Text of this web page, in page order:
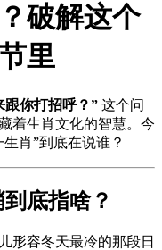
破解这个
里
跟你打招呼？” 这个问
着生肖文化的智慧。今
肖”到底在说谁？
底指啥？
形容冬天最冷的那段日